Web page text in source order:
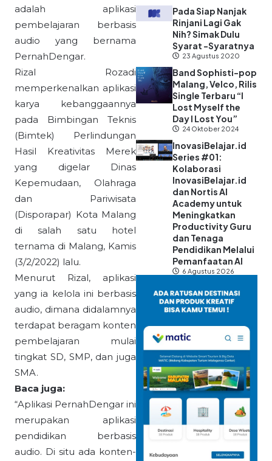
adalah aplikasi
pembelajaran berbasis
audio yang bernama
PernahDengar.
Rizal Rozadi
memperkenalkan aplikasi
karya kebanggaannya
pada Bimbingan Teknis
(Bimtek) Perlindungan
Hasil Kreativitas Merek
yang digelar Dinas
Kepemudaan, Olahraga
dan Pariwisata
(Disporapar) Kota Malang
di salah satu hotel
ternama di Malang, Kamis
(3/2/2022) lalu.
Menurut Rizal, aplikasi
yang ia kelola ini berbasis
audio, dimana didalamnya
terdapat beragam konten
pembelajaran mulai
tingkat SD, SMP, dan juga
SMA.
Baca juga:
“Aplikasi PernahDengar ini
merupakan aplikasi
pendidikan berbasis
audio. Di situ ada konten-
Pada Siap Nanjak
Rinjani Lagi Gak
Nih? Simak Dulu
Syarat -Syaratnya
23 Agustus 2020
Band Sophisti-pop
Malang, Velco, Rilis
Single Terbaru “I
Lost Myself the
Day I Lost You”
24 Oktober 2024
InovasiBelajar.id
Series #01:
Kolaborasi
InovasiBelajar.id
dan Nortis AI
Academy untuk
Meningkatkan
Productivity Guru
dan Tenaga
Pendidikan Melalui
Pemanfaatan AI
6 Agustus 2026